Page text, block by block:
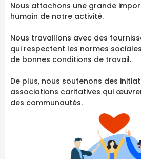
Nous attachons une grande
humain de notre activité.
Nous travaillons avec des
qui respectent les normes
de bonnes conditions de travail.
De plus, nous soutenons des
associations caritatives qui
des communautés.